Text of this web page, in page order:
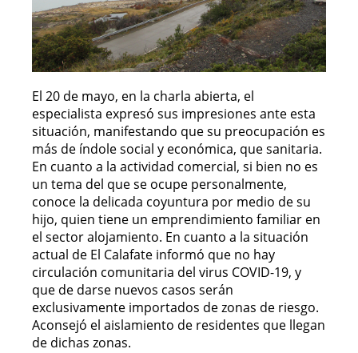
El 20 de mayo, en la charla abierta, el
especialista expresó sus impresiones ante esta
situación, manifestando que su preocupación es
más de índole social y económica, que sanitaria.
En cuanto a la actividad comercial, si bien no es
un tema del que se ocupe personalmente,
conoce la delicada coyuntura por medio de su
hijo, quien tiene un emprendimiento familiar en
el sector alojamiento. En cuanto a la situación
actual de El Calafate informó que no hay
circulación comunitaria del virus COVID-19, y
que de darse nuevos casos serán
exclusivamente importados de zonas de riesgo.
Aconsejó el aislamiento de residentes que llegan
de dichas zonas.